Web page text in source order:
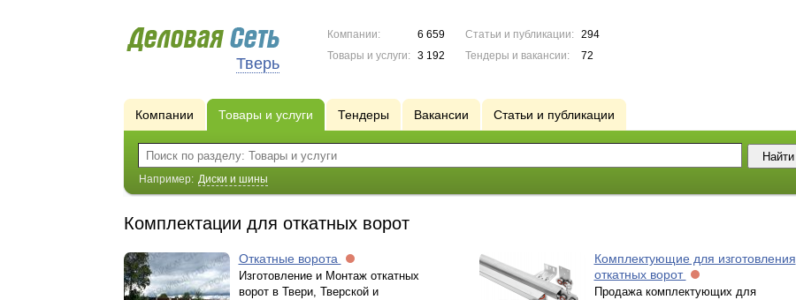
Тверь
Компании:
6 659
Товары и услуги:
3 192
Статьи и публикации:
294
Тендеры и вакансии:
72
Компании Товары и услуги Тендеры Вакансии Статьи и публикации
Например: Диски и шины
Комплектации для откатных ворот
Откатные ворота
Изготовление и Монтаж откатных
ворот в Твери, Тверской и
Комплектующие для изготовления
откатных ворот
Продажа комплектующих для